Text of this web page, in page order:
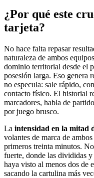
¿Por qué este
tarjeta?
No hace falta repasar
naturaleza de ambos
dominio territorial desde el
posesión larga. Eso genera
no especula: sale rápido,
contacto físico. El historial
marcadores, habla de
por juego brusco.
La intensidad en la mitad
volantes de marca de
primeros treinta minutos.
fuerte, donde las divididas
haya visto al menos dos de
sacando la cartulina más